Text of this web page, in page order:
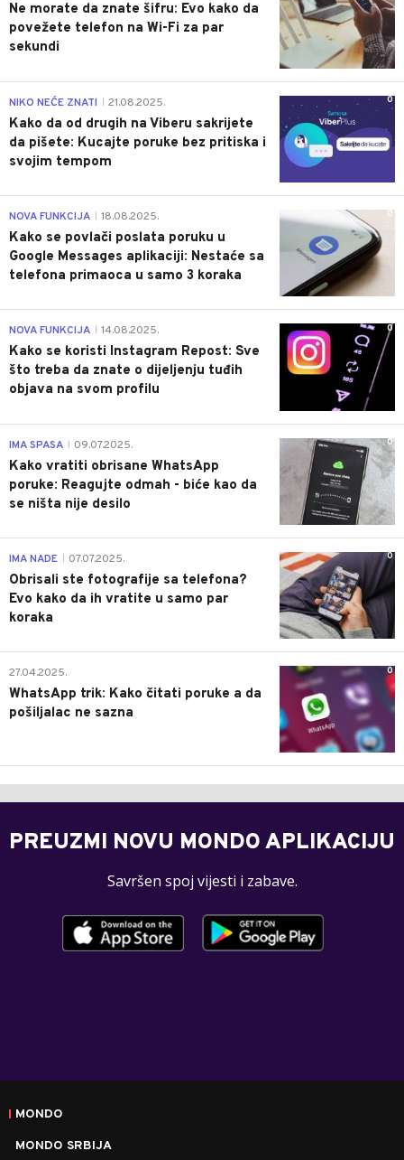
Ne morate da znate šifru: Evo kako da
povežete telefon na Wi-Fi za par
sekundi
0
NIKO NEĆE ZNATI 21.08.2025.
Kako da od drugih na Viberu sakrijete
da pišete: Kucajte poruke bez pritiska i
svojim tempom
0
NOVA FUNKCIJA 18.08.2025.
Kako se povlači poslata poruku u
Google Messages aplikaciji: Nestaće sa
telefona primaoca u samo 3 koraka
0
NOVA FUNKCIJA 14.08.2025.
Kako se koristi Instagram Repost: Sve
što treba da znate o dijeljenju tuđih
objava na svom profilu
0
IMA SPASA 09.07.2025.
Kako vratiti obrisane WhatsApp
poruke: Reagujte odmah - biće kao da
se ništa nije desilo
0
IMA NADE 07.07.2025.
Obrisali ste fotografije sa telefona?
Evo kako da ih vratite u samo par
koraka
0
27.04.2025.
WhatsApp trik: Kako čitati poruke a da
pošiljalac ne sazna
PREUZMI NOVU MONDO APLIKACIJU
Savršen spoj vijesti i zabave.
MONDO
MONDO SRBIJA